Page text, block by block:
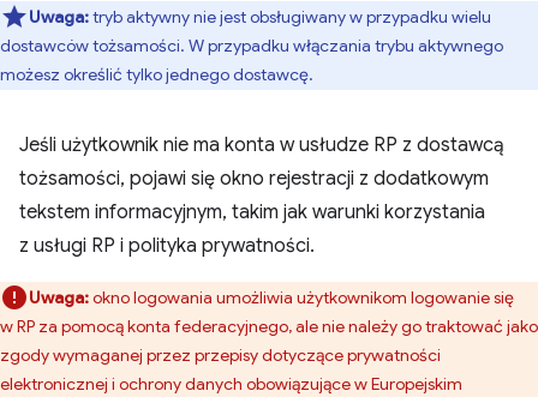
Uwaga:tryb aktywny nie jest obsługiwany w przypadku wielu
dostawców tożsamości. W przypadku włączania trybu aktywnego
możesz określić tylko jednego dostawcę.
Jeśli użytkownik nie ma konta w usłudze RP z dostawcą
tożsamości, pojawi się okno rejestracji z dodatkowym
tekstem informacyjnym, takim jak warunki korzystania
z usługi RP i polityka prywatności.
Uwaga:okno logowania umożliwia użytkownikom logowanie się
w RP za pomocą konta federacyjnego, ale nie należy go traktować jako
zgody wymaganej przez przepisy dotyczące prywatności
elektronicznej i ochrony danych obowiązujące w Europejskim